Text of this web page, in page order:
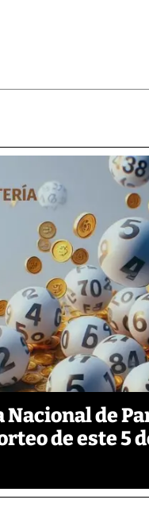
Nacional de
de este 5